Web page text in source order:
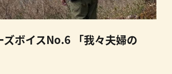
ボイスNo.6 「我々夫婦の